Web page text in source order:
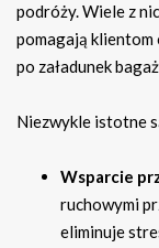
podróży. Wiele z
pomagają klientom
po załadunek
Niezwykle istotne
Wsparcie
ruchowymi
eliminuje